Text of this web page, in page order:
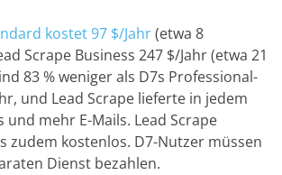
kostet 97 $/Jahr(etwa 8
Scrape Business 247 $/Jahr (etwa 21
83 % weniger als D7s Professional-
und Lead Scrape lieferte in jedem
und mehr E-Mails. Lead Scrape
zudem kostenlos. D7-Nutzer müssen
Dienst bezahlen.